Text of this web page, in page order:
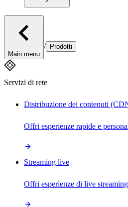
Main menu
/ Prodotti
Servizi di rete
Distribuzione dei contenuti
Offri esperienze rapide e
Streaming live
Offri esperienze di live